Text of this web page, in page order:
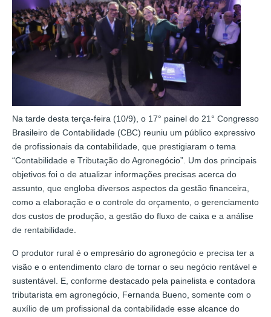
Na tarde desta terça-feira (10/9), o 17° painel do 21° Congresso
Brasileiro de Contabilidade (CBC) reuniu um público expressivo
de profissionais da contabilidade, que prestigiaram o tema
“Contabilidade e Tributação do Agronegócio”. Um dos principais
objetivos foi o de atualizar informações precisas acerca do
assunto, que engloba diversos aspectos da gestão financeira,
como a elaboração e o controle do orçamento, o gerenciamento
dos custos de produção, a gestão do fluxo de caixa e a análise
de rentabilidade.
O produtor rural é o empresário do agronegócio e precisa ter a
visão e o entendimento claro de tornar o seu negócio rentável e
sustentável. E, conforme destacado pela painelista e contadora
tributarista em agronegócio, Fernanda Bueno, somente com o
auxílio de um profissional da contabilidade esse alcance do